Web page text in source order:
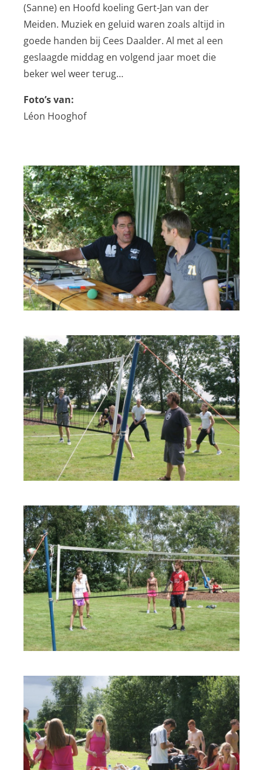
(Sanne) en Hoofd koeling Gert-Jan van der
Meiden. Muziek en geluid waren zoals altijd in
goede handen bij Cees Daalder. Al met al een
geslaagde middag en volgend jaar moet die
beker wel weer terug…
Foto’s van:
Léon Hooghof